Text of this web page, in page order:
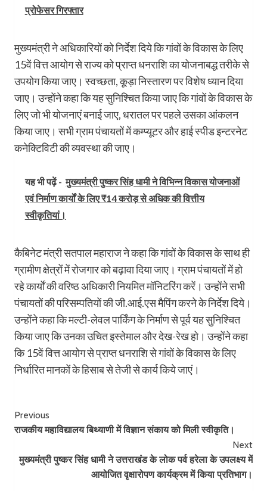
प्रोफेसर गिरफ्तार
मुख्यमंत्री ने अधिकारियों को निर्देश दिये कि गांवों के विकास के लिए
15वें वित्त आयोग से राज्य को प्राप्त धनराशि का योजनाबद्ध तरीके से
उपयोग किया जाए। स्वच्छता, कूड़ा निस्तारण पर विशेष ध्यान दिया
जाए। उन्होंने कहा कि यह सुनिश्चित किया जाए कि गांवों के विकास के
लिए जो भी योजनाएं बनाई जाए, धरातल पर पहले उसका आंकलन
किया जाए। सभी ग्राम पंचायतों में कम्प्यूटर और हाई स्पीड इन्टरनेट
कनेक्टिविटी की व्यवस्था की जाए।
यह भी पढ़ें - मुख्यमंत्री पुष्कर सिंह धामी ने विभिन्न विकास योजनाओं
एवं निर्माण कार्यों के लिए ₹14 करोड़ से अधिक की वित्तीय
स्वीकृतियां।
कैबिनेट मंत्री सतपाल महाराज ने कहा कि गांवों के विकास के साथ ही
ग्रामीण क्षेत्रों में रोजगार को बढ़ावा दिया जाए। ग्राम पंचायतों में हो
रहे कार्यों की वरिष्ठ अधिकारी नियमित मॉनिटरिंग करें। उन्होंने सभी
पंचायतों की परिसम्पतियों की जी.आई.एस मैपिंग करने के निर्देश दिये।
उन्होंने कहा कि मल्टी-लेवल पार्किंग के निर्माण से पूर्व यह सुनिश्चित
किया जाए कि उनका उचित इस्तेमाल और देख-रेख हो। उन्होंने कहा
कि 15वें वित्त आयोग से प्राप्त धनराशि से गांवों के विकास के लिए
निर्धारित मानकों के हिसाब से तेजी से कार्य किये जाएं।
Post
Navigation
Previous
राजकीय महाविद्यालय बिथ्याणी में विज्ञान संकाय को मिली स्वीकृति।
Next
मुख्यमंत्री पुष्कर सिंह धामी ने उत्तराखंड के लोक पर्व हरेला के उपलक्ष्य में
आयोजित वृक्षारोपण कार्यक्रम में किया प्रतिभाग।